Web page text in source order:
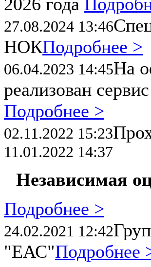
27.08.2024 13:46
НОКПодробнее >
06.04.2023 14:45На
реализован
Подробнее >
02.11.2022 15:23
11.01.2022 14:37
Независимая
Подробнее >
24.02.2021 12:42
"ЕАС"Подробнее